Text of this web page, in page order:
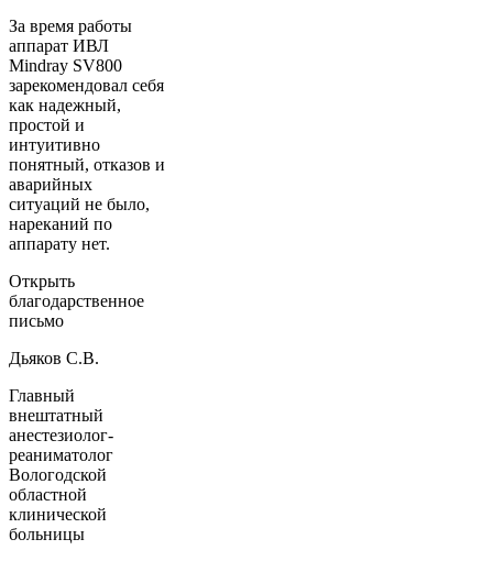
За время работы
аппарат ИВЛ
Mindray SV800
зарекомендовал себя
как надежный,
простой и
интуитивно
понятный, отказов и
аварийных
ситуаций не было,
нареканий по
аппарату нет.
Открыть
благодарственное
письмо
Дьяков С.В.
Главный
внештатный
анестезиолог-
реаниматолог
Вологодской
областной
клинической
больницы